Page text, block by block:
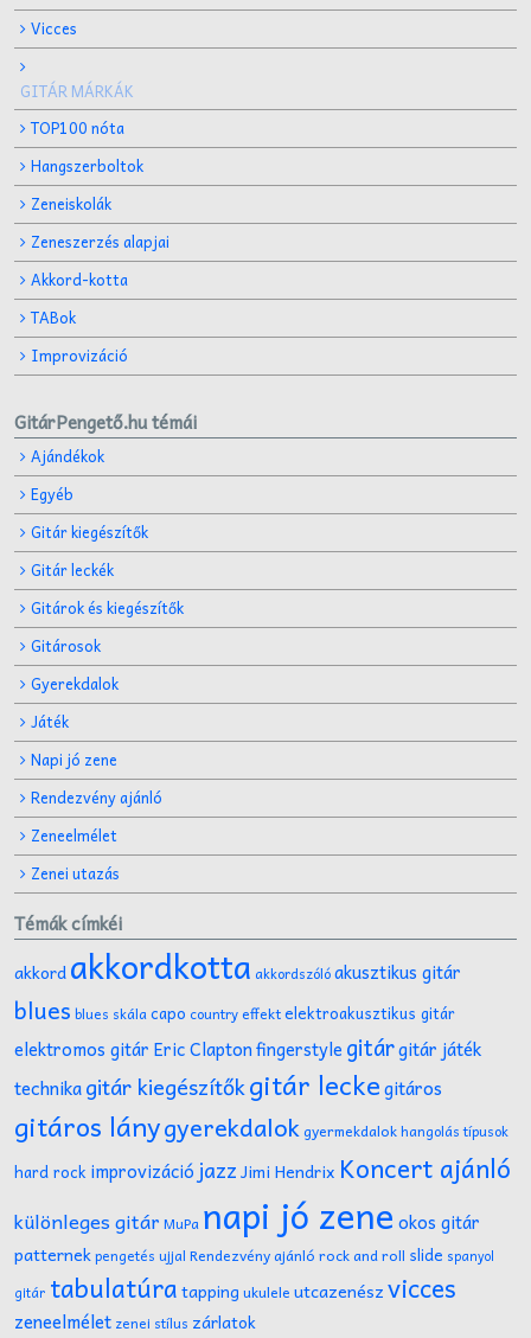
Vicces
GITÁR MÁRKÁK
TOP100 nóta
Hangszerboltok
Zeneiskolák
Zeneszerzés alapjai
Akkord-kotta
TABok
Improvizáció
GitárPengető.hu témái
Ajándékok
Egyéb
Gitár kiegészítők
Gitár leckék
Gitárok és kiegészítők
Gitárosok
Gyerekdalok
Játék
Napi jó zene
Rendezvény ajánló
Zeneelmélet
Zenei utazás
Témák címkéi
akkordakkordkotta akkordszólóakusztikus gitár
blues blues skálacapo country effektelektroakusztikus gitár
elektromos gitár Eric Claptonfingerstyle gitárgitár játék
technikagitár kiegészítőkgitár leckegitáros
gitáros lánygyerekdalokgyermekdalokhangolás típusok
hard rock improvizáció jazzJimi Hendrix Koncert ajánló
különleges gitár MuPa napi jó zene okos gitár
patternekpengetés ujjal Rendezvény ajánló rock and roll slide spanyol
gitár tabulatúratapping ukulele utcazenészvicces
zeneelmélet zenei stílus zárlatok